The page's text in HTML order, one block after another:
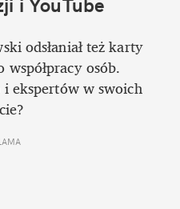
odsłaniał też karty
współpracy osób.
i ekspertów w swoich